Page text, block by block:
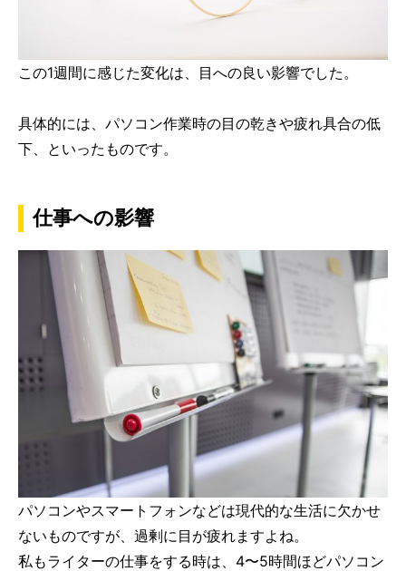
この1週間に感じた変化は、目への良い影響でした。
具体的には、パソコン作業時の目の乾きや疲れ具合の低
下、といったものです。
仕事への影響
パソコンやスマートフォンなどは現代的な生活に欠かせ
ないものですが、過剰に目が疲れますよね。
私もライターの仕事をする時は、4〜5時間ほどパソコン